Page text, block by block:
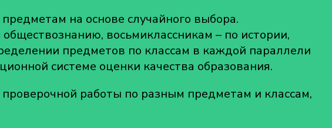
на основе случайного выбора.
восьмиклассникам – по истории,
предметов по классам в каждой параллели
системе оценки качества образования.
работы по разным предметам и классам,